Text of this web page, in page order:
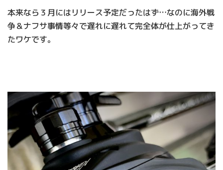
本来なら３月にはリリース予定だったはず…なのに海外戦
争＆ナフサ事情等々で遅れに遅れて完全体が仕上がってき
たワケです。